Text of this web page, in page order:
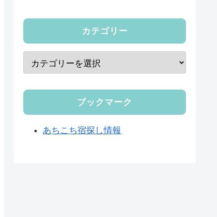
カテゴリー
ブックマーク
あちこち宿探し情報